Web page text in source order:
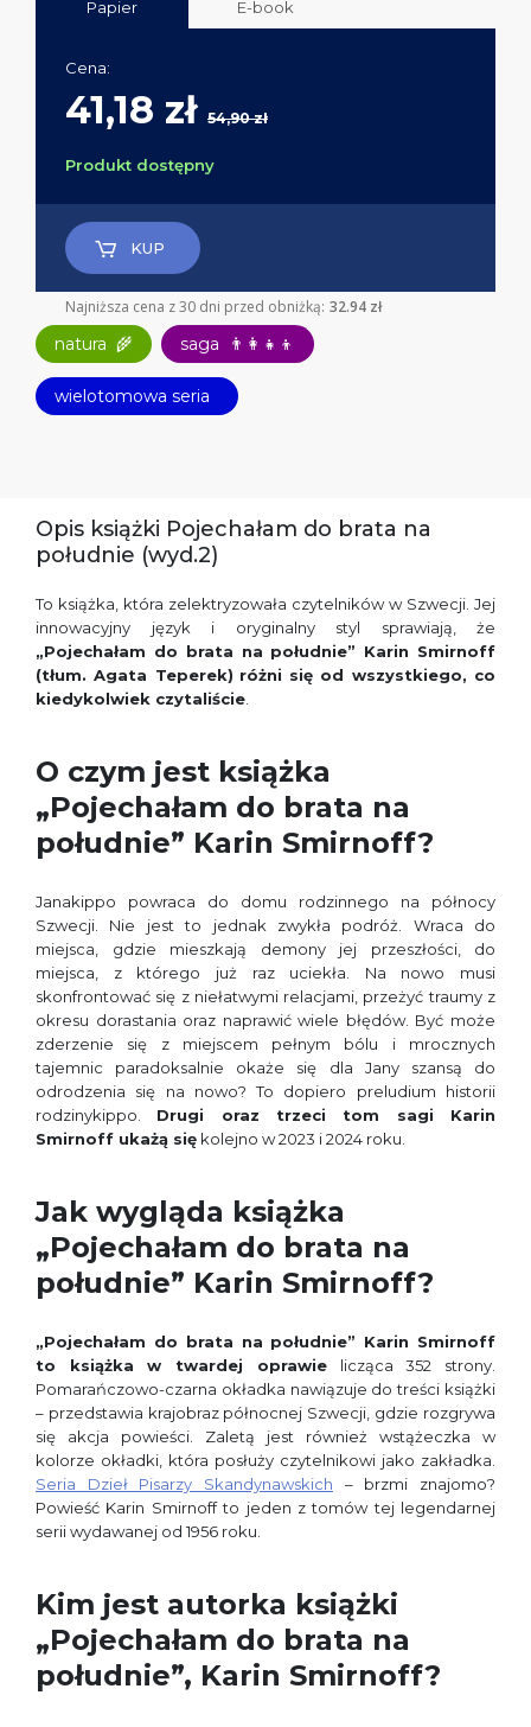
Papier E-book
Cena:
41,18 zł 54,90 zł
Produkt dostępny
KUP
Najniższa cena z 30 dni przed obniżką: 32.94 zł
natura 🌾 saga 👨‍👩‍👧‍👦
wielotomowa seria
Opis książki Pojechałam do brata na
południe (wyd.2)
To książka, która zelektryzowała czytelników w Szwecji. Jej
innowacyjny język i oryginalny styl sprawiają, że
„Pojechałam do brata na południe” Karin Smirnoff
(tłum. Agata Teperek) różni się od wszystkiego, co
kiedykolwiek czytaliście
O czym jest książka
„Pojechałam do brata na
południe” Karin Smirnoff?
Janakippo powraca do domu rodzinnego na północy
Szwecji. Nie jest to jednak zwykła podróż. Wraca do
miejsca, gdzie mieszkają demony jej przeszłości, do
miejsca, z którego już raz uciekła. Na nowo musi
skonfrontować się z niełatwymi relacjami, przeżyć traumy z
okresu dorastania oraz naprawić wiele błędów. Być może
zderzenie się z miejscem pełnym bólu i mrocznych
tajemnic paradoksalnie okaże się dla Jany szansą do
odrodzenia się na nowo? To dopiero preludium historii
rodzinykippo. Drugi oraz trzeci tom sagi Karin
Smirnoff ukażą się kolejno w 2023 i 2024 roku.
Jak wygląda książka
„Pojechałam do brata na
południe” Karin Smirnoff?
„Pojechałam do brata na południe” Karin Smirnoff
to książka w twardej oprawielicząca 352 strony.
Pomarańczowo-czarna okładka nawiązuje do treści książki
– przedstawia krajobraz północnej Szwecji, gdzie rozgrywa
się akcja powieści. Zaletą jest również wstążeczka w
kolorze okładki, która posłuży czytelnikowi jako zakładka.
Seria Dzieł Pisarzy Skandynawskich – brzmi znajomo?
Powieść Karin Smirnoff to jeden z tomów tej legendarnej
serii wydawanej od 1956 roku.
Kim jest autorka książki
„Pojechałam do brata na
południe”, Karin Smirnoff?